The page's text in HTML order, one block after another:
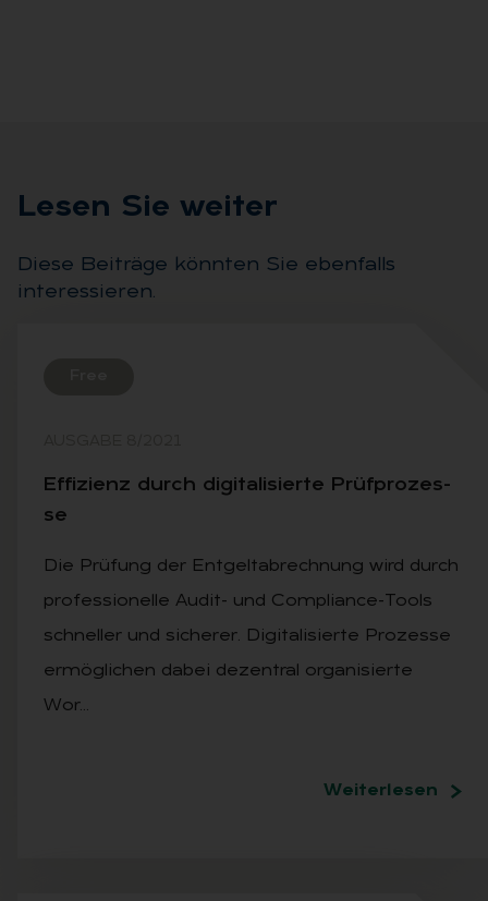
Le­sen Sie wei­ter
Diese Beiträge könnten Sie ebenfalls
interessieren.
Ef­fi­zi­enz durch di­gi­ta­li­sier­te Prüf­pro­zes­
se
Die Prüfung der Entgeltabrechnung wird durch
professionelle Audit- und Compliance-Tools
schneller und sicherer. Digitalisierte Prozesse
ermöglichen dabei dezentral organisierte
Wor…
Weiterlesen